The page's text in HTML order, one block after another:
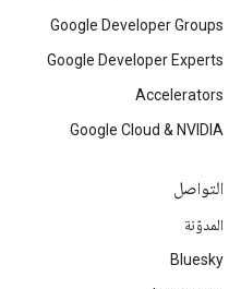
Google Developer Groups
Google Developer Experts
Accelerators
Google Cloud & NVIDIA
التواصل
المدوّنة
Bluesky